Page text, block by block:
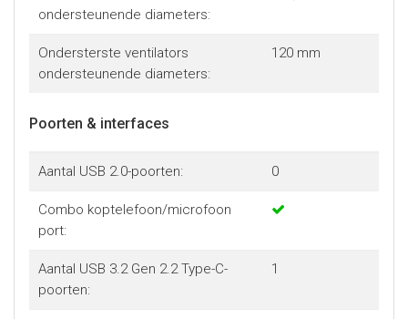
ondersteunende diameters:
Ondersterste ventilators
ondersteunende diameters:
120 mm
Poorten & interfaces
Aantal USB 2.0-poorten: 0
Combo koptelefoon/microfoon
port:
Aantal USB 3.2 Gen 2.2 Type-C-
poorten:
1